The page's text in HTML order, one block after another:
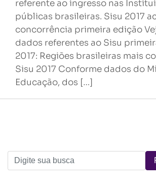
referente ao ingresso nas
públicas brasileiras. Sisu 2017
concorrência primeira edição
dados referentes ao Sisu
2017: Regiões brasileiras mais
Sisu 2017 Conforme dados do
Educação, dos […]